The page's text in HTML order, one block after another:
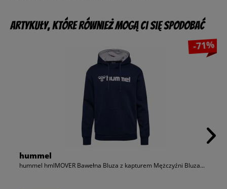
Artykuły, które również mogą Ci się spodobać
-71%
hummel
hummel hmlMOVER Bawełna Bluza z kapturem Mężczyźni Bluza...